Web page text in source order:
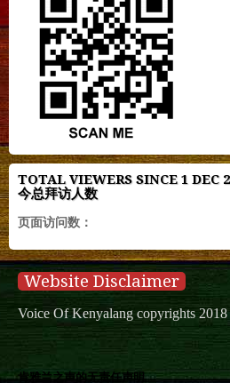
TOTAL VIEWERS SINCE 1 DEC
今总拜访人数
页面访问数：
Website Disclaimer
Voice Of Kenyalang copyrights 2018
肯雅兰之声的无责任声明